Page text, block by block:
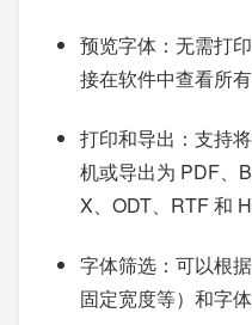
预览字体：无需打
接在软件中查看所有
打印和导出：支持
机或导出为 PDF、
X、ODT、RTF 和
字体筛选：可以根
固定宽度等）和字